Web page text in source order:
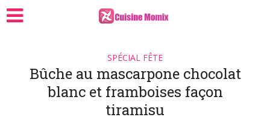
SPÉCIAL FÊTE
Bûche au mascarpone chocolat
blanc et framboises façon
tiramisu